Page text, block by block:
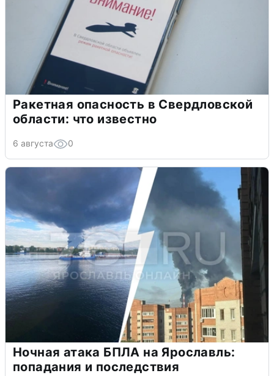
Ракетная опасность в Свердловской
области: что известно
6 августа 0
Ночная атака БПЛА на Ярославль:
попадания и последствия